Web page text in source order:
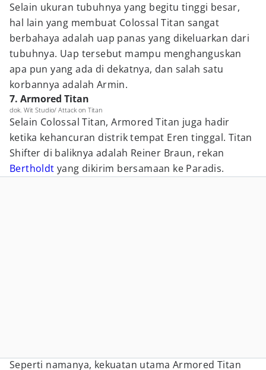
Selain ukuran tubuhnya yang begitu tinggi besar,
hal lain yang membuat Colossal Titan sangat
berbahaya adalah uap panas yang dikeluarkan dari
tubuhnya. Uap tersebut mampu menghanguskan
apa pun yang ada di dekatnya, dan salah satu
korbannya adalah Armin.
7. Armored Titan
dok. Wit Studio/ Attack on Titan
Selain Colossal Titan, Armored Titan juga hadir
ketika kehancuran distrik tempat Eren tinggal. Titan
Shifter di baliknya adalah Reiner Braun, rekan
Bertholdt yang dikirim bersamaan ke Paradis.
Seperti namanya, kekuatan utama Armored Titan